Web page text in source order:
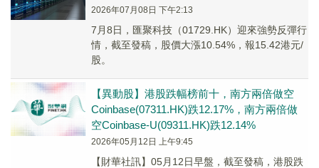
2026年07月08日 下午2:13
7月8日，匯聚科技（01729.HK）迎來強勢反彈行
情，截至發稿，股價大漲10.54%，報15.42港元/
股。
【異動股】港股跌幅榜前十，南方兩倍做空
Coinbase(07311.HK)跌12.17%，南方兩倍做
空Coinbase-U(09311.HK)跌12.14%
2026年05月12日 上午9:45
【財華社訊】05月12日早盤，截至發稿，港股跌